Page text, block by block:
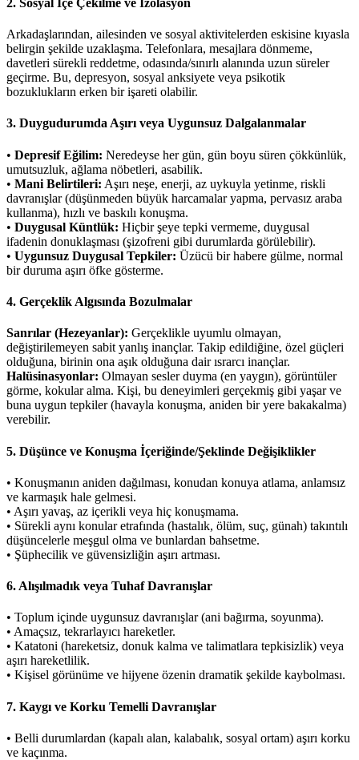
2. Sosyal İçe Çekilme ve İzolasyon
Arkadaşlarından, ailesinden ve sosyal aktivitelerden eskisine kıyasla
belirgin şekilde uzaklaşma. Telefonlara, mesajlara dönmeme,
davetleri sürekli reddetme, odasında/sınırlı alanında uzun süreler
geçirme. Bu, depresyon, sosyal anksiyete veya psikotik
bozuklukların erken bir işareti olabilir.
3. Duygudurumda Aşırı veya Uygunsuz Dalgalanmalar
• Depresif Eğilim: Neredeyse her gün, gün boyu süren çökkünlük,
umutsuzluk, ağlama nöbetleri, asabilik.
• Mani Belirtileri: Aşırı neşe, enerji, az uykuyla yetinme, riskli
davranışlar (düşünmeden büyük harcamalar yapma, pervasız araba
kullanma), hızlı ve baskılı konuşma.
• Duygusal Küntlük: Hiçbir şeye tepki vermeme, duygusal
ifadenin donuklaşması (şizofreni gibi durumlarda görülebilir).
• Uygunsuz Duygusal Tepkiler: Üzücü bir habere gülme, normal
bir duruma aşırı öfke gösterme.
4. Gerçeklik Algısında Bozulmalar
Sanrılar (Hezeyanlar): Gerçeklikle uyumlu olmayan,
değiştirilemeyen sabit yanlış inançlar. Takip edildiğine, özel güçleri
olduğuna, birinin ona aşık olduğuna dair ısrarcı inançlar.
Halüsinasyonlar: Olmayan sesler duyma (en yaygın), görüntüler
görme, kokular alma. Kişi, bu deneyimleri gerçekmiş gibi yaşar ve
buna uygun tepkiler (havayla konuşma, aniden bir yere bakakalma)
verebilir.
5. Düşünce ve Konuşma İçeriğinde/Şeklinde Değişiklikler
• Konuşmanın aniden dağılması, konudan konuya atlama, anlamsız
ve karmaşık hale gelmesi.
• Aşırı yavaş, az içerikli veya hiç konuşmama.
• Sürekli aynı konular etrafında (hastalık, ölüm, suç, günah) takıntılı
düşüncelerle meşgul olma ve bunlardan bahsetme.
• Şüphecilik ve güvensizliğin aşırı artması.
6. Alışılmadık veya Tuhaf Davranışlar
• Toplum içinde uygunsuz davranışlar (ani bağırma, soyunma).
• Amaçsız, tekrarlayıcı hareketler.
• Katatoni (hareketsiz, donuk kalma ve talimatlara tepkisizlik) veya
aşırı hareketlilik.
• Kişisel görünüme ve hijyene özenin dramatik şekilde kaybolması.
7. Kaygı ve Korku Temelli Davranışlar
• Belli durumlardan (kapalı alan, kalabalık, sosyal ortam) aşırı korku
ve kaçınma.